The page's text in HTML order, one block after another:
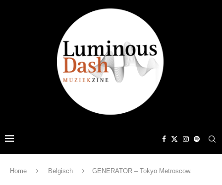
Home Belgisch GENERATOR – Tokyo Metroscow.